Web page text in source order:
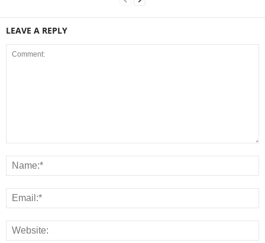
LEAVE A REPLY